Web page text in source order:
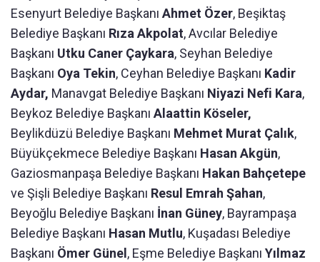
Esenyurt Belediye Başkanı Ahmet Özer, Beşiktaş
Belediye Başkanı Rıza Akpolat, Avcılar Belediye
Başkanı Utku Caner Çaykara, Seyhan Belediye
Başkanı Oya Tekin, Ceyhan Belediye Başkanı Kadir
Aydar, Manavgat Belediye Başkanı Niyazi Nefi Kara,
Beykoz Belediye Başkanı Alaattin Köseler,
Beylikdüzü Belediye Başkanı Mehmet Murat Çalık,
Büyükçekmece Belediye Başkanı Hasan Akgün,
Gaziosmanpaşa Belediye Başkanı Hakan Bahçetepe
ve Şişli Belediye Başkanı Resul Emrah Şahan,
Beyoğlu Belediye Başkanı İnan Güney, Bayrampaşa
Belediye Başkanı Hasan Mutlu, Kuşadası Belediye
Başkanı Ömer Günel , Eşme Belediye Başkanı Yılmaz